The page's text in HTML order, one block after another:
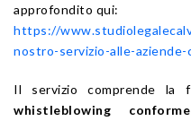
approfondito qui:
https://
nostro-servizio-alle-aziende-
Il servizio comprende la
whistleblowing